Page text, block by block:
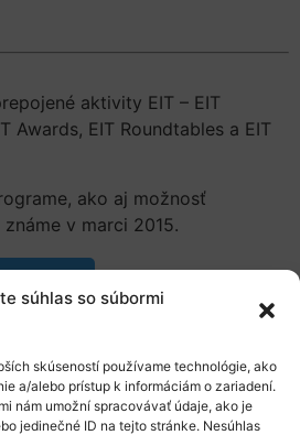
súhlas so súbormi
skúseností používame technológie, ako
a/alebo prístup k informáciám o zariadení.
nám umožní spracovávať údaje, ako je
jedinečné ID na tejto stránke. Nesúhlas
aktivity EIT – EIT
Awards, EIT Roundtables a EIT
ako aj možnosť
v marci 2015.